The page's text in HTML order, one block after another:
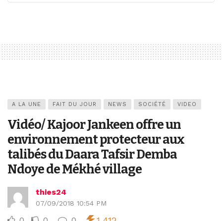
A LA UNE FAIT DU JOUR NEWS SOCIÉTÉ VIDEO
Vidéo/ Kajoor Jankeen offre un
environnement protecteur aux
talibés du Daara Tafsir Demba
Ndoye de Mékhé village
thies24
07/09/2018 10:54 PM